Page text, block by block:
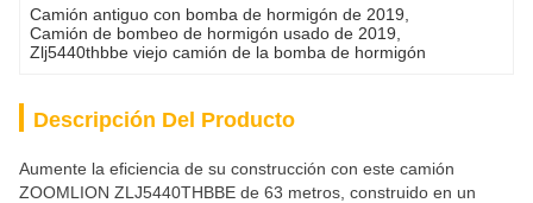
Camión antiguo con bomba de hormigón de 2019
Camión de bombeo de hormigón usado de 2019
Zlj5440thbbe viejo camión de la bomba de hormigón
Descripción Del Producto
Aumente la eficiencia de su construcción con este camión
ZOOMLION ZLJ5440THBBE de 63 metros, construido en un